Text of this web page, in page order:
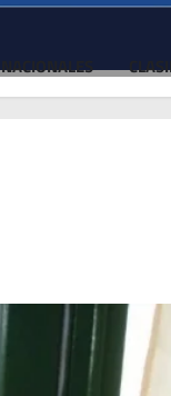
NACIONALES